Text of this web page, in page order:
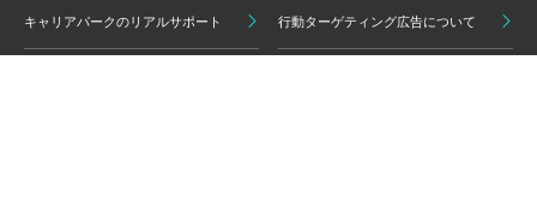
キャリアパークのリアルサポート 行動ターゲティング広告について